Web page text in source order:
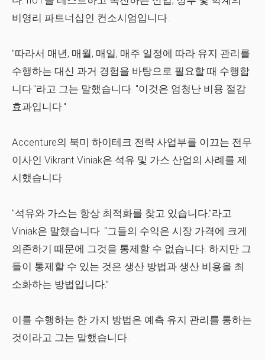
비영리 파트너십인 컨소시엄입니다.
"따라서 매년, 매월, 매일, 매주 일정에 따라 유지 관리를
수행하는 대신 과거 경험을 바탕으로 필요할 때 수행합
니다."라고 그는 말했습니다. "이것은 엄청난 비용 절감
효과입니다."
Accenture의 북미 하이테크 전략 사업부를 이끄는 전무
이사인 Vikrant Viniak은 석유 및 가스 산업의 사례를 제
시했습니다.
"석유와 가스는 항상 최적화를 찾고 있습니다."라고
Viniak은 말했습니다. “그들의 수익은 시장 가격에 크게
의존하기 때문에 그것을 통제할 수 없습니다. 하지만 그
들이 통제할 수 있는 것은 생산 방법과 생산 비용을 최
소화하는 방법입니다.”
이를 수행하는 한 가지 방법은 예측 유지 관리를 통하는
것이라고 그는 말했습니다.